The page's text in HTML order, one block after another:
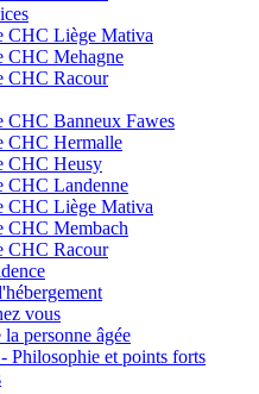
CHC Liège Mativa
CHC Mehagne
CHC Racour
CHC Banneux Fawes
CHC Hermalle
CHC Heusy
CHC Landenne
CHC Liège Mativa
CHC Membach
CHC Racour
vous
personne âgée
Philosophie et points forts